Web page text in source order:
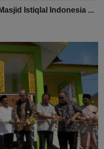
Istiqlal Indonesia ...